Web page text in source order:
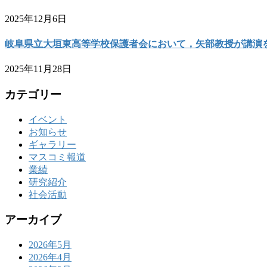
2025年12月6日
岐阜県立大垣東高等学校保護者会において，矢部教授が講演
2025年11月28日
カテゴリー
イベント
お知らせ
ギャラリー
マスコミ報道
業績
研究紹介
社会活動
アーカイブ
2026年5月
2026年4月